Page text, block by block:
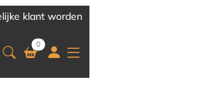
klant worden
0